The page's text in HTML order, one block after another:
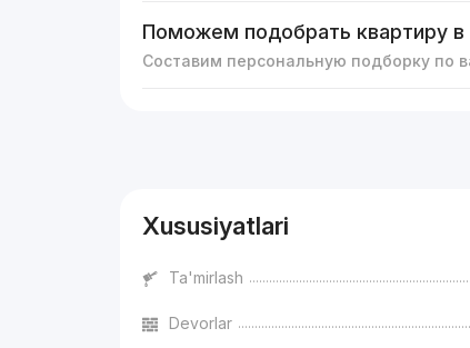
Поможем подобрать квартиру
Составим персональную подборку по
Xususiyatlari
Ta'mirlash
Devorlar